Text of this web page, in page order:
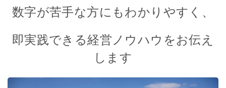
数字が苦手な方にもわかりやすく、
即実践できる経営ノウハウをお伝え
します